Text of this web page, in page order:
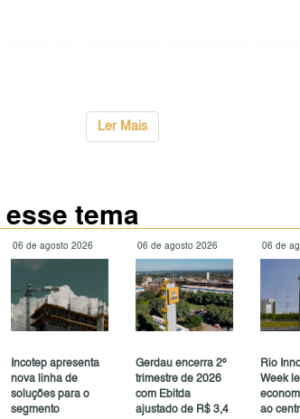
Ler Mais
tema
06 de agosto 2026
Incotep apresenta
nova linha de
soluções para o
segmento
06 de agosto 2026
Gerdau encerra 2º
trimestre de 2026
com Ebitda
ajustado de R$ 3,4
06 de
Rio
Week
ao